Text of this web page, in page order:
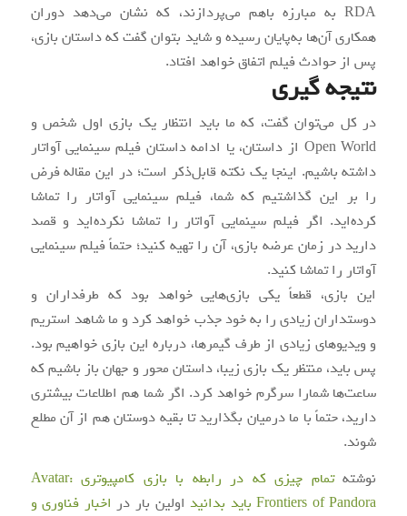
RDA به مبارزه باهم می‌پردازند، که نشان می‌دهد دوران
همکاری آن‌ها به‌پایان رسیده و شاید بتوان گفت که داستان بازی،
پس از حوادث فیلم اتفاق خواهد افتاد.
نتیجه گیری
در کل می‌توان گفت، که ما باید انتظار یک بازی اول شخص و
Open World از داستان، یا ادامه داستان فیلم سینمایی آواتار
داشته باشیم. اینجا یک نکته قابل‌ذکر است؛ در این مقاله فرض
را بر این گذاشتیم که شما، فیلم سینمایی آواتار را تماشا
کرده‌اید. اگر فیلم سینمایی آواتار را تماشا نکرده‌اید و قصد
دارید در زمان عرضه بازی، آن را تهیه کنید؛ حتماً فیلم سینمایی
آواتار را تماشا کنید.
این بازی، قطعاً یکی بازی‌هایی خواهد بود که طرفداران و
دوستداران زیادی را به خود جذب خواهد کرد و ما شاهد استریم
و ویدیوهای زیادی از طرف گیمرها، درباره این بازی خواهیم بود.
پس باید، منتظر یک بازی زیبا، داستان محور و جهان باز باشیم که
ساعت‌ها شمارا سرگرم خواهد کرد. اگر شما هم اطلاعات بیشتری
دارید، حتماً با ما درمیان بگذارید تا بقیه دوستان هم از آن مطلع
شوند.
نوشته
تمام چیزی که در رابطه با بازی کامپیوتری Avatar:
Frontiers of Pandora باید بدانید
اولین بار در اخبار فناوری و